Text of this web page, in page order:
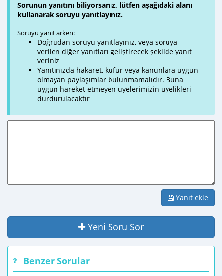
Sorunun yanıtını biliyorsanız, lütfen aşağıdaki alanı
kullanarak soruyu yanıtlayınız.
Soruyu yanıtlarken:
Doğrudan soruyu yanıtlayınız, veya soruya
verilen diğer yanıtları geliştirecek şekilde yanıt
veriniz
Yanıtınızda hakaret, küfür veya kanunlara uygun
olmayan paylaşımlar bulunmamalıdır. Buna
uygun hareket etmeyen üyelerimizin üyelikleri
durdurulacaktır
Yanıt ekle
Yeni Soru Sor
Benzer Sorular